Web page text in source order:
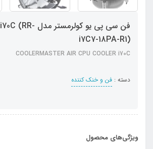
فن سی پی یو کولرمستر مدل i70C (RR-
i7C7-18PA-R1)
COOLERMASTER AIR CPU COOLER i70C
دسته : فن و خنک کننده
ویژگی‌های محصول